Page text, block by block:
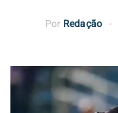
Por Redação